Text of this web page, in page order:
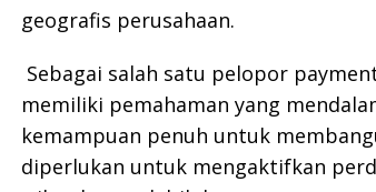
geografis perusahaan.
Sebagai salah satu pelopor
memiliki pemahaman yang
kemampuan penuh untuk
diperlukan untuk mengaktifkan